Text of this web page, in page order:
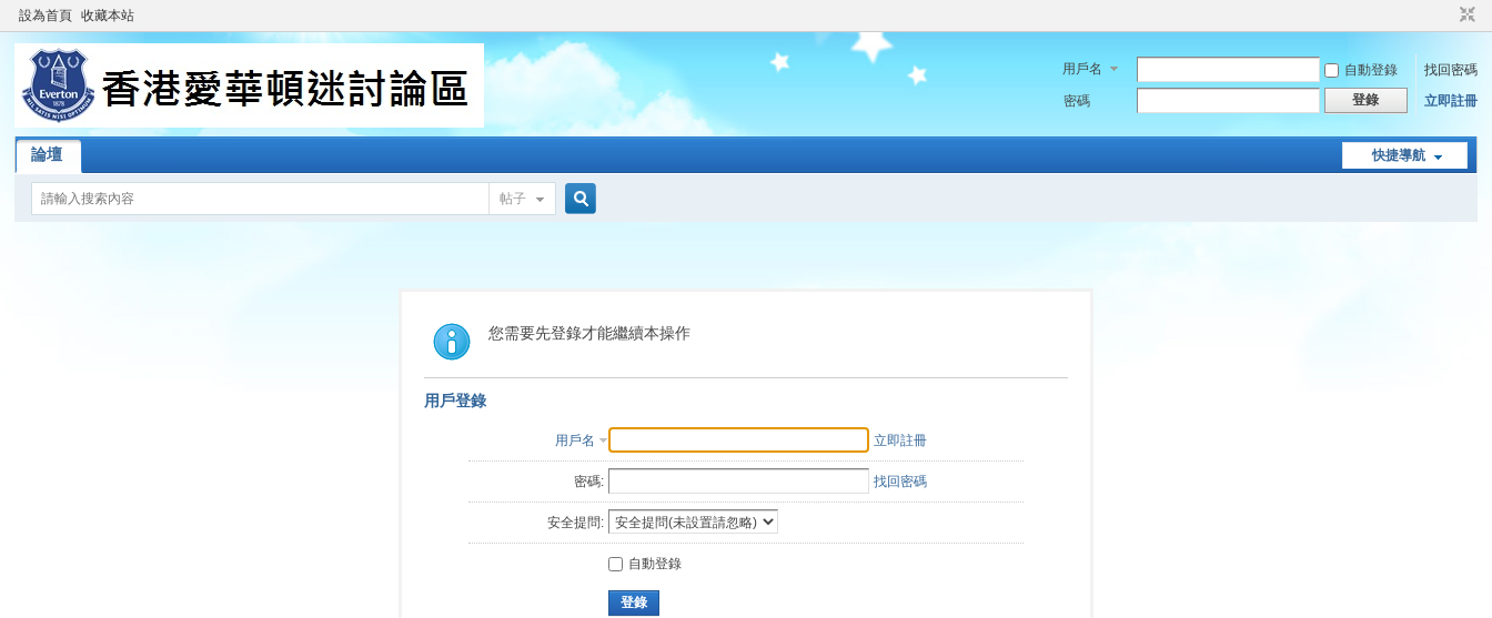
設為首頁 收藏本站
用戶名 自動登錄
找回密碼
密碼
登錄 立即註冊
快捷導航
論壇
帖子
索
您需要先登錄才能繼續本操作
用戶登錄
用戶名 立即註冊
密碼: 找回密碼
安全提問:
自動登錄
登錄